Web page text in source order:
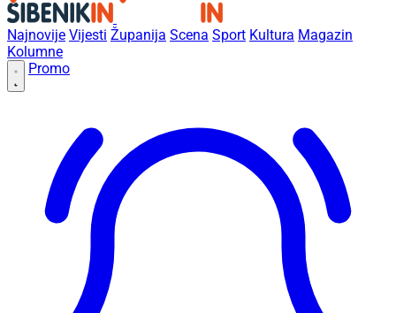
Najnovije Vijesti Županija Scena Sport Kultura Magazin
Kolumne
Promo